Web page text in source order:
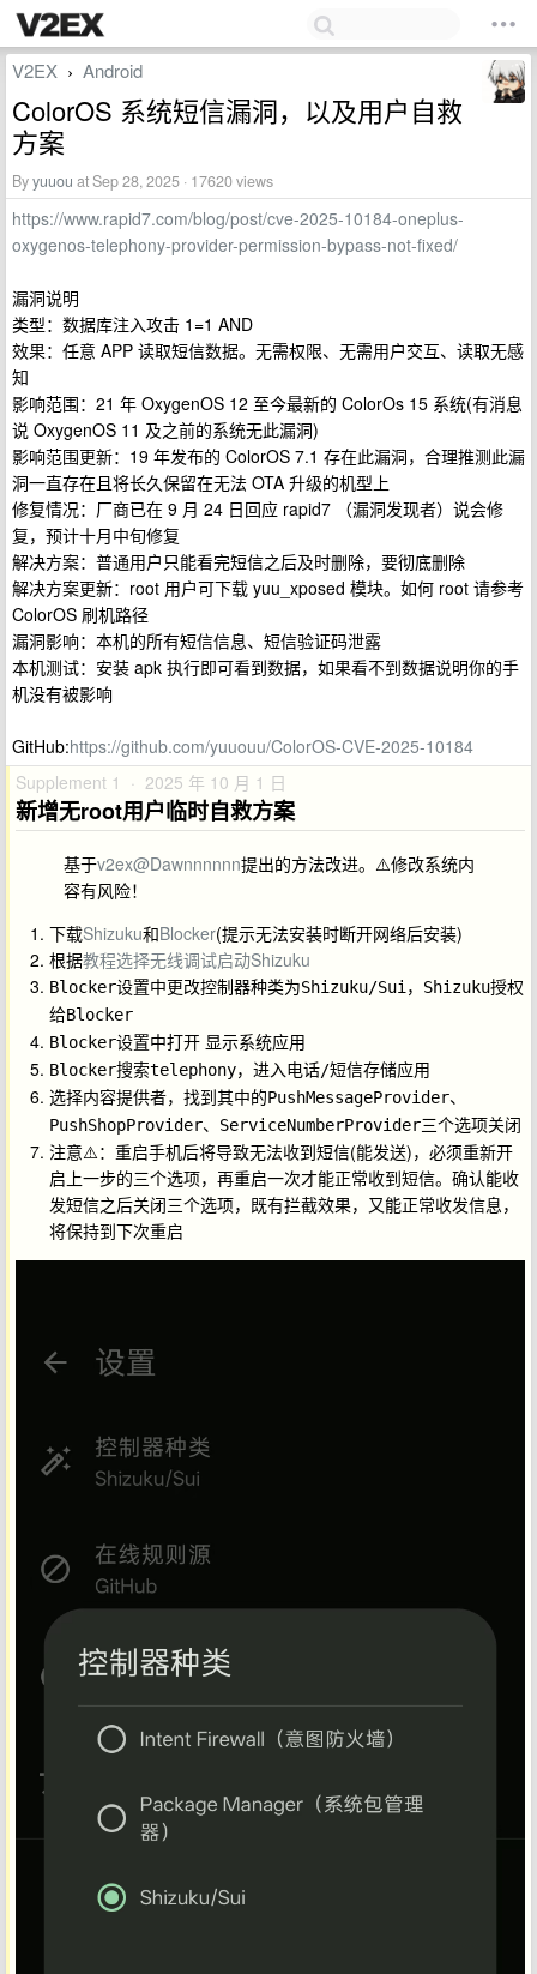
V2EX › Android
ColorOS 系统短信漏洞，以及用户自救
方案
Byyuuou at Sep 28, 2025 · 17620 views
https://www.rapid7.com/blog/post/cve-2025-10184-oneplus-
oxygenos-telephony-provider-permission-bypass-not-fixed/
漏洞说明
类型：数据库注入攻击 1=1 AND
效果：任意 APP 读取短信数据。无需权限、无需用户交互、读取无感
知
影响范围：21 年 OxygenOS 12 至今最新的 ColorOs 15 系统(有消息
说 OxygenOS 11 及之前的系统无此漏洞)
影响范围更新：19 年发布的 ColorOS 7.1 存在此漏洞，合理推测此漏
洞一直存在且将长久保留在无法 OTA 升级的机型上
修复情况：厂商已在 9 月 24 日回应 rapid7 （漏洞发现者）说会修
复，预计十月中旬修复
解决方案：普通用户只能看完短信之后及时删除，要彻底删除
解决方案更新：root 用户可下载 yuu_xposed 模块。如何 root 请参考
ColorOS 刷机路径
漏洞影响：本机的所有短信信息、短信验证码泄露
本机测试：安装 apk 执行即可看到数据，如果看不到数据说明你的手
机没有被影响
GitHub:https://github.com/yuuouu/ColorOS-CVE-2025-10184
Supplement 1 · 2025 年 10 月 1 日
新增无root用户临时自救方案
基于v2ex@Dawnnnnnn提出的方法改进。⚠️修改系统内
容有风险！
下载Shizuku和Blocker(提示无法安装时断开网络后安装)
根据教程选择无线调试启动Shizuku
Blocker设置中更改控制器种类为Shizuku/Sui， Shizuku授权
给Blocker
Blocker设置中打开 显示系统应用
Blocker搜索telephony，进入电话/短信存储应用
选择内容提供者，找到其中的PushMessageProvider、
PushShopProvider、 ServiceNumberProvider三个选项关闭
注意⚠️：重启手机后将导致无法收到短信(能发送)，必须重新开
启上一步的三个选项，再重启一次才能正常收到短信。确认能收
发短信之后关闭三个选项，既有拦截效果，又能正常收发信息，
将保持到下次重启